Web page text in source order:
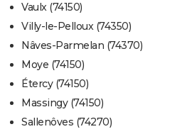
Vaulx (74150)
Villy-le-Pelloux (74350)
Nâves-Parmelan (74370)
Moye (74150)
Étercy (74150)
Massingy (74150)
Sallenôves (74270)